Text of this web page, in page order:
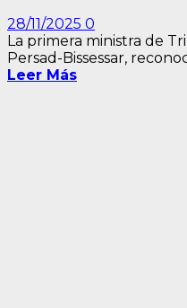
28/11/2025 0
La primera ministra de
Persad-Bissessar,
Leer Más